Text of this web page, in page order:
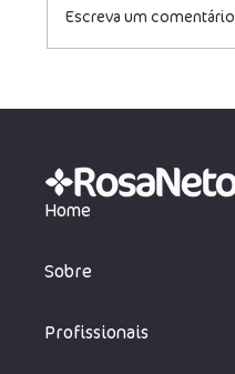
Escreva um comentário
Home
Sobre
Profissionais